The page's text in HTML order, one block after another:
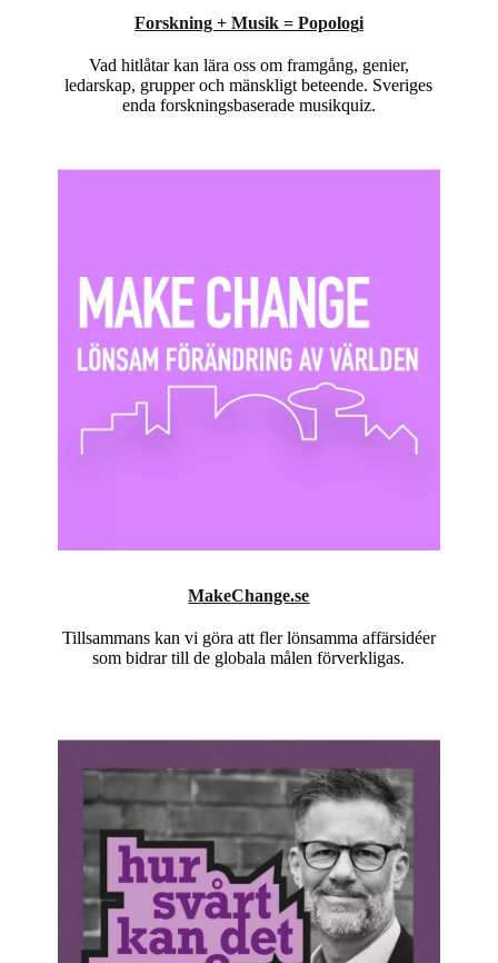
Forskning + Musik = Popologi
Vad hitlåtar kan lära oss om framgång, genier,
ledarskap, grupper och mänskligt beteende. Sveriges
enda forskningsbaserade musikquiz.
MakeChange.se
Tillsammans kan vi göra att fler lönsamma affärsidéer
som bidrar till de globala målen förverkligas.